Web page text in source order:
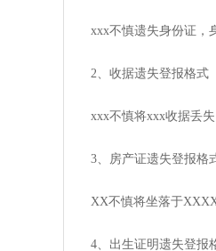
xxx不慎遗失身份证，
2、收据遗失登报格式
xxx不慎将xxx收据丢
3、房产证遗失登报格
XX不慎将坐落于
4、出生证明遗失登报